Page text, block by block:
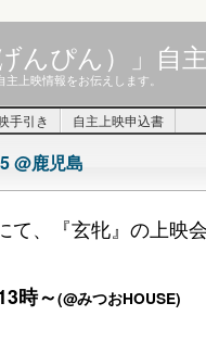
んぴん）」自
上映情報をお伝えします。
手引き 自主上映申込書
@鹿児島
て、『玄牝』の上映
時～(@みつおHOUSE)